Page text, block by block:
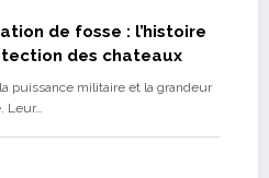
de fosse : l’histoire
des chateaux
puissance militaire et la grandeur
Leur…